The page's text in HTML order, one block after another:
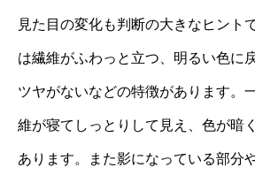
見た目の変化も判断の大きなヒント
は繊維がふわっと立つ、明るい色に
ツヤがないなどの特徴があります。
維が寝てしっとりして見え、色が暗
あります。また影になっている部分